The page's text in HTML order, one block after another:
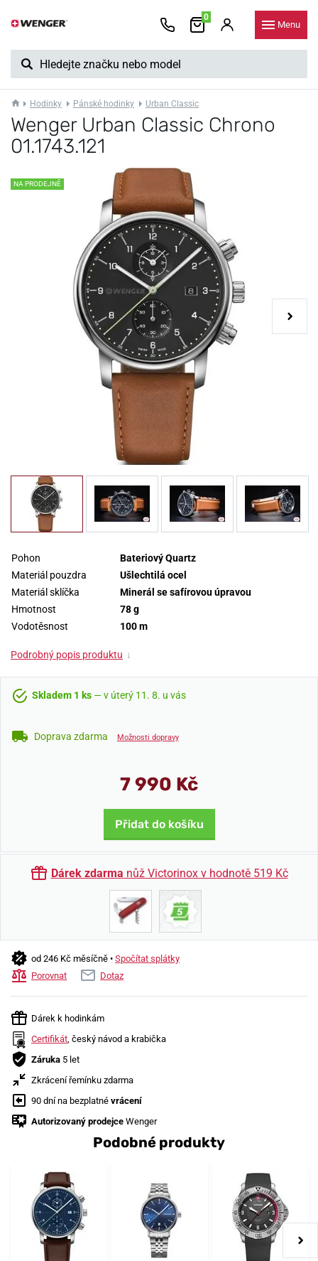
0
Menu
Hodinky Pánské hodinky Urban Classic
Wenger Urban Classic Chrono
01.1743.121
NA PRODEJNĚ
Pohon
Bateriový Quartz
Materiál pouzdra
Ušlechtilá ocel
Materiál sklíčka
Minerál se safírovou úpravou
Hmotnost
78 g
Vodotěsnost
100 m
Podrobný popis produktu ↓
Skladem 1 ks — v úterý 11. 8. u vás
Doprava zdarma Možnosti dopravy
7 990 Kč
Přidat do košíku
Dárek zdarma nůž Victorinox v hodnotě 519 Kč
od 246 Kč měsíčně • Spočítat splátky
Porovnat
Dotaz
Dárek k hodinkám
Certifikát, český návod a krabička
Záruka 5 let
Zkrácení řemínku zdarma
90 dní na bezplatné vrácení
Autorizovaný prodejce Wenger
Podobné produkty